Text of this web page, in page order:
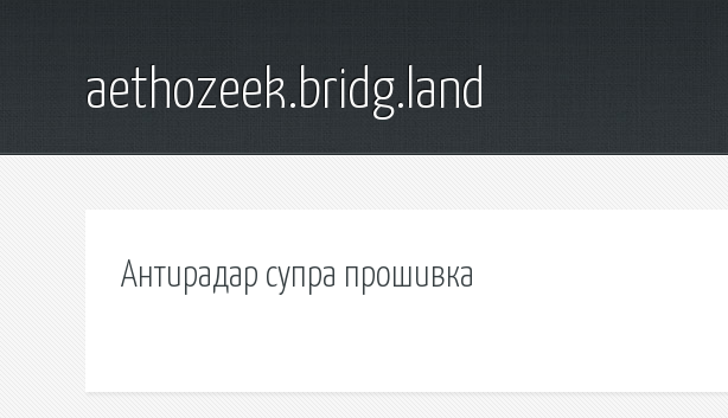
aethozeek.bridg.land
Антирадар супра прошивка